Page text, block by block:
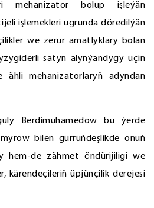
mehanizator bolup işleýän
işlemekleri ugrunda döredilýän
we zerur amatlyklary bolan
satyn alynýandygy üçin
ähli mehanizatorlaryň adyndan
Berdimuhamedow bu ýerde
bilen gürrüňdeşlikde onuň
hem-de zähmet öndürijiligi we
kärendeçileriň üpjünçilik derejesi